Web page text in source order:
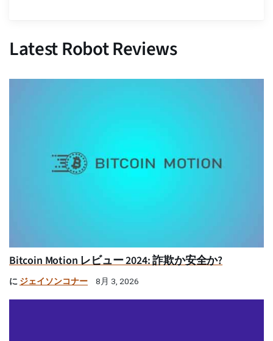
Latest Robot Reviews
Bitcoin Motion レビュー 2024: 詐欺か安全か?
に ジェイソンコナー 8月 3, 2026